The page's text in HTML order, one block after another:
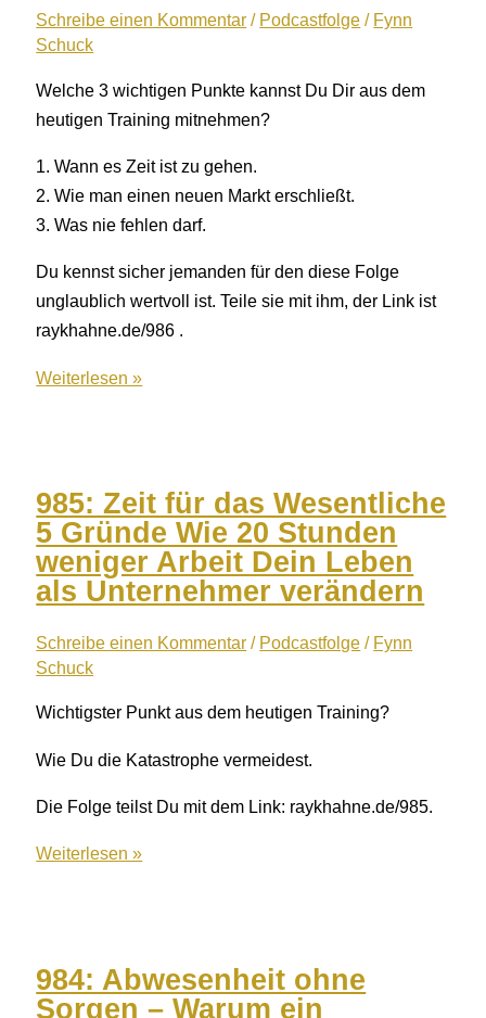
Schreibe einen Kommentar / Podcastfolge / Fynn
Schuck
Welche 3 wichtigen Punkte kannst Du Dir aus dem
heutigen Training mitnehmen?
1. Wann es Zeit ist zu gehen.
2. Wie man einen neuen Markt erschließt.
3. Was nie fehlen darf.
Du kennst sicher jemanden für den diese Folge
unglaublich wertvoll ist. Teile sie mit ihm, der Link ist
raykhahne.de/986 .
986:
gute
Mannschaft
braucht
mit
Sven
Rittau
Weiterlesen »
985: Zeit für das Wesentliche
5 Gründe Wie 20 Stunden
weniger Arbeit Dein Leben
als Unternehmer verändern
Schreibe einen Kommentar / Podcastfolge / Fynn
Schuck
Wichtigster Punkt aus dem heutigen Training?
Wie Du die Katastrophe vermeidest.
Die Folge teilst Du mit dem Link: raykhahne.de/985.
985:
Wesentliche
5
Weiterlesen »
984: Abwesenheit ohne
Sorgen – Warum ein